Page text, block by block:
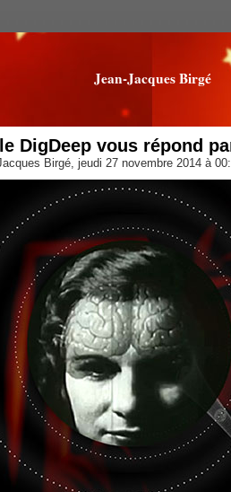
Jean-Jacques Birgé
DigDeep vous répond
Birgé, jeudi 27 novembre 2014 à